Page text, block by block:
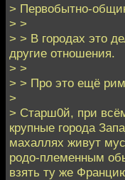
> Первобытно-
> >
> > В городах это
другие отношения.
> >
> > Про это ещё
>
> Старш0й, при
крупные города
махаллях живут
родо-племенным
взять ту же